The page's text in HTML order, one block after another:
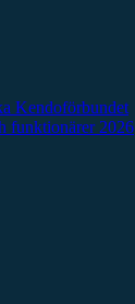
Kendoförbundet
funktionärer 2026